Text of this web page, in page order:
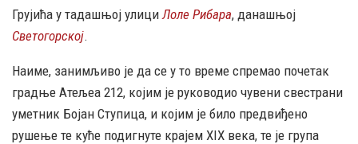
Грујића у тадашњој улици Лоле Рибара, данашњој
Светогорској.
Наиме, занимљиво је да се у то време спремао почетак
градње Атељеа 212, којим је руководио чувени свестрани
уметник Бојан Ступица, и којим је било предвиђено
рушење те куће подигнуте крајем XIX века, те је група